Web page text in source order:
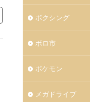
ボクシング
ボロ市
ポケモン
メガドライブ